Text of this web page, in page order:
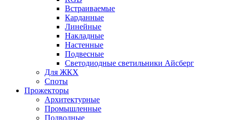
Встраиваемые
Карданные
Линейные
Накладные
Настенные
Подвесные
Светодиодные светильники Айсберг
Для ЖКХ
Споты
Прожекторы
Архитектурные
Промышленные
Подводные